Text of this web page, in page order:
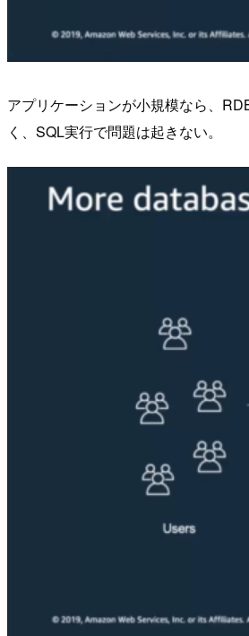
アプリケーションが小規模なら、
く、SQL実行で問題は起きない。